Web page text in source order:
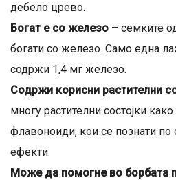
дебело црево.
Богат е со железо – семките
богати со железо. Само една
содржи 1,4 мг железо.
Содржи корисни растителни
многу растителни состојки
флавоноиди, кои се познати по
ефекти.
Може да помогне во борбата